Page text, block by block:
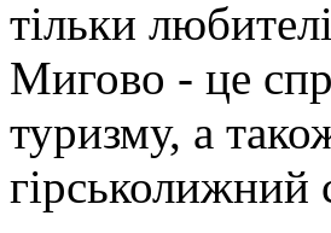
тільки
Мигово - це
туризму, а
гірськолижний